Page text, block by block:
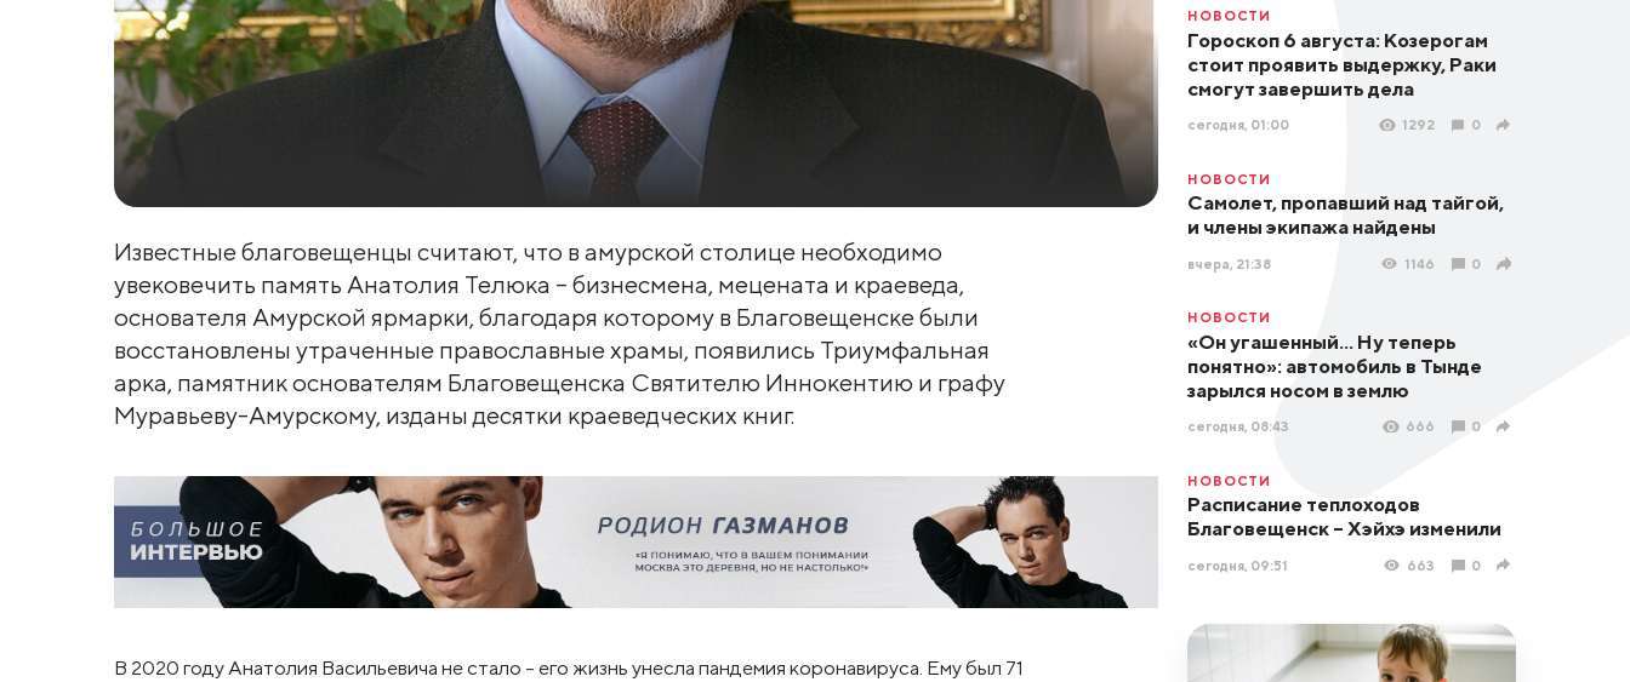
Известные благовещенцы считают, что в амурской столице необходимо
увековечить память Анатолия Телюка – бизнесмена, мецената и краеведа,
основателя Амурской ярмарки, благодаря которому в Благовещенске были
восстановлены утраченные православные храмы, появились Триумфальная
арка, памятник основателям Благовещенска Святителю Иннокентию и графу
Муравьеву-Амурскому, изданы десятки краеведческих книг.
В 2020 году Анатолия Васильевича не стало – его жизнь унесла пандемия коронавируса. Ему был 71
НОВОСТИ
Гороскоп 6 августа: Козерогам
стоит проявить выдержку, Раки
смогут завершить дела
сегодня, 01:00 1292 0
НОВОСТИ
Самолет, пропавший над тайгой,
и члены экипажа найдены
вчера, 21:38 1146 0
НОВОСТИ
«Он угашенный... Ну теперь
понятно»: автомобиль в Тынде
зарылся носом в землю
сегодня, 08:43 666 0
НОВОСТИ
Расписание теплоходов
Благовещенск – Хэйхэ изменили
сегодня, 09:51 663 0